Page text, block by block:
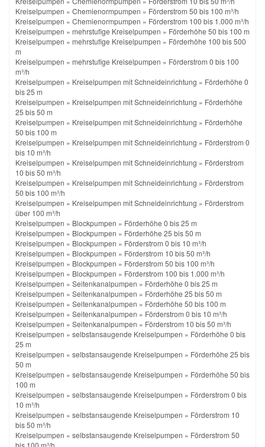
Kreiselpumpen » Chemienormpumpen » Förderstrom 50 bis 100 m³/h
Kreiselpumpen » Chemienormpumpen » Förderstrom 100 bis 1.000 m³/h
Kreiselpumpen » mehrstufige Kreiselpumpen » Förderhöhe 50 bis 100 m
Kreiselpumpen » mehrstufige Kreiselpumpen » Förderhöhe 100 bis 500
m
Kreiselpumpen » mehrstufige Kreiselpumpen » Förderstrom 0 bis 100
m³/h
Kreiselpumpen » Kreiselpumpen mit Schneideinrichtung » Förderhöhe 0
bis 25 m
Kreiselpumpen » Kreiselpumpen mit Schneideinrichtung » Förderhöhe
25 bis 50 m
Kreiselpumpen » Kreiselpumpen mit Schneideinrichtung » Förderhöhe
50 bis 100 m
Kreiselpumpen » Kreiselpumpen mit Schneideinrichtung » Förderstrom 0
bis 10 m³/h
Kreiselpumpen » Kreiselpumpen mit Schneideinrichtung » Förderstrom
10 bis 50 m³/h
Kreiselpumpen » Kreiselpumpen mit Schneideinrichtung » Förderstrom
50 bis 100 m³/h
Kreiselpumpen » Kreiselpumpen mit Schneideinrichtung » Förderstrom
über 100 m³/h
Kreiselpumpen » Blockpumpen » Förderhöhe 0 bis 25 m
Kreiselpumpen » Blockpumpen » Förderhöhe 25 bis 50 m
Kreiselpumpen » Blockpumpen » Förderstrom 0 bis 10 m³/h
Kreiselpumpen » Blockpumpen » Förderstrom 10 bis 50 m³/h
Kreiselpumpen » Blockpumpen » Förderstrom 50 bis 100 m³/h
Kreiselpumpen » Blockpumpen » Förderstrom 100 bis 1.000 m³/h
Kreiselpumpen » Seitenkanalpumpen » Förderhöhe 0 bis 25 m
Kreiselpumpen » Seitenkanalpumpen » Förderhöhe 25 bis 50 m
Kreiselpumpen » Seitenkanalpumpen » Förderhöhe 50 bis 100 m
Kreiselpumpen » Seitenkanalpumpen » Förderstrom 0 bis 10 m³/h
Kreiselpumpen » Seitenkanalpumpen » Förderstrom 10 bis 50 m³/h
Kreiselpumpen » selbstansaugende Kreiselpumpen » Förderhöhe 0 bis
25 m
Kreiselpumpen » selbstansaugende Kreiselpumpen » Förderhöhe 25 bis
50 m
Kreiselpumpen » selbstansaugende Kreiselpumpen » Förderhöhe 50 bis
100 m
Kreiselpumpen » selbstansaugende Kreiselpumpen » Förderstrom 0 bis
10 m³/h
Kreiselpumpen » selbstansaugende Kreiselpumpen » Förderstrom 10
bis 50 m³/h
Kreiselpumpen » selbstansaugende Kreiselpumpen » Förderstrom 50
bis 100 m³/h